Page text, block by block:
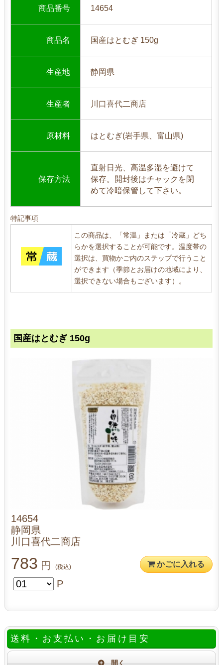
商品番号 14654
商品名 国産はとむぎ 150g
生産地 静岡県
生産者 川口喜代二商店
原材料 はとむぎ(岩手県、富山県)
保存方法
直射日光、高温多湿を避けて
保存。開封後はチャックを閉
めて冷暗保管して下さい。
特記事項
この商品は、「常温」または「冷蔵」どち
らかを選択することが可能です。温度帯の
選択は、買物かご内のステップで行うこと
ができます（季節とお届けの地域により、
選択できない場合もございます）。
国産はとむぎ 150g
14654
静岡県
川口喜代二商店
783 円 (税込) かごに入れる
P
送料・お支払い・お届け目安